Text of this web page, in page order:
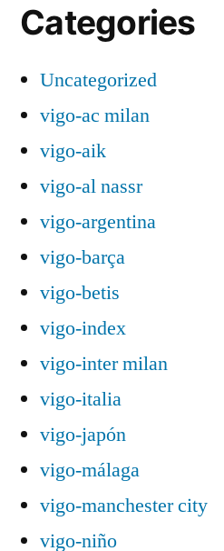
Categories
Uncategorized
vigo-ac milan
vigo-aik
vigo-al nassr
vigo-argentina
vigo-barça
vigo-betis
vigo-index
vigo-inter milan
vigo-italia
vigo-japón
vigo-málaga
vigo-manchester city
vigo-niño